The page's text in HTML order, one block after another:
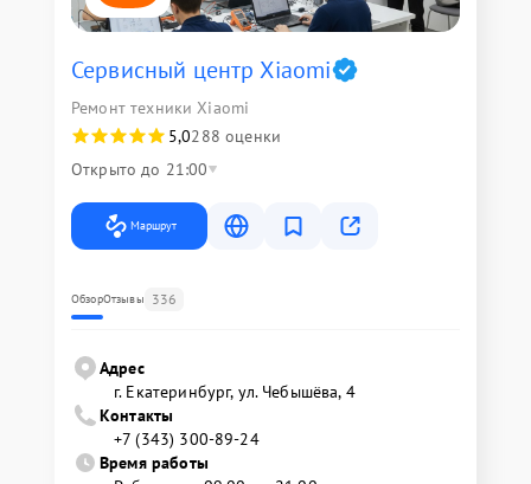
Сервисный центр Xiaomi
Ремонт техники Xiaomi
5,0288 оценки
Открыто до 21:00
Маршрут
ОбзорОтзывы 336
Адрес
г. Екатеринбург, ул. Чебышёва, 4
Контакты
+7 (343) 300-89-24
Время работы